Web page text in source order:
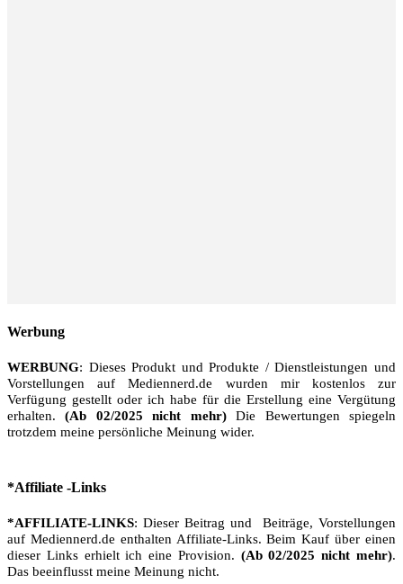
Werbung
WERBUNG: Dieses Produkt und Produkte / Dienstleistungen und
Vorstellungen auf Mediennerd.de wurden mir kostenlos zur
Verfügung gestellt oder ich habe für die Erstellung eine Vergütung
erhalten.(Ab 02/2025 nicht mehr)Die Bewertungen spiegeln
trotzdem meine persönliche Meinung wider.
*Affiliate -Links
*AFFILIATE-LINKS: Dieser Beitrag und Beiträge, Vorstellungen
auf Mediennerd.de enthalten Affiliate-Links. Beim Kauf über einen
dieser Links erhielt ich eine Provision. (Ab 02/2025 nicht mehr).
Das beeinflusst meine Meinung nicht.